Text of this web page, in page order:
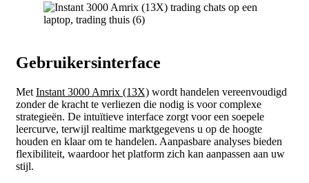
Gebruikersinterface
Met Instant 3000 Amrix (13X) wordt handelen vereenvoudigd
zonder de kracht te verliezen die nodig is voor complexe
strategieën. De intuïtieve interface zorgt voor een soepele
leercurve, terwijl realtime marktgegevens u op de hoogte
houden en klaar om te handelen. Aanpasbare analyses bieden
flexibiliteit, waardoor het platform zich kan aanpassen aan uw
stijl.